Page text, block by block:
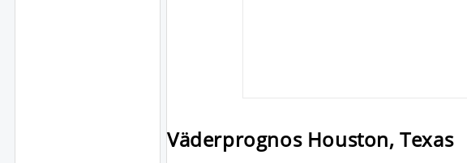
Väderprognos Houston, Texas